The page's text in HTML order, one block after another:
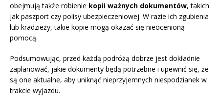
obejmują także robienie kopii ważnych dokumentów, takich
jak paszport czy polisy ubezpieczeniowej. W razie ich zgubienia
lub kradzieży, takie kopie mogą okazać się nieocenioną
pomocą.
Podsumowując, przed każdą podróżą dobrze jest dokładnie
zaplanować, jakie dokumenty będą potrzebne i upewnić się, że
są one aktualne, aby uniknąć nieprzyjemnych niespodzianek w
trakcie wyjazdu.